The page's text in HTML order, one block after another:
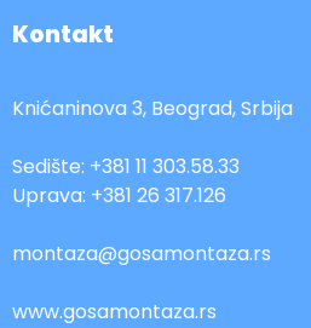
Kontakt
Knićaninova 3, Beograd, Srbija
Sedište: +381 11 303.58.33
Uprava: +381 26 317.126
montaza@gosamontaza.rs
www.gosamontaza.rs